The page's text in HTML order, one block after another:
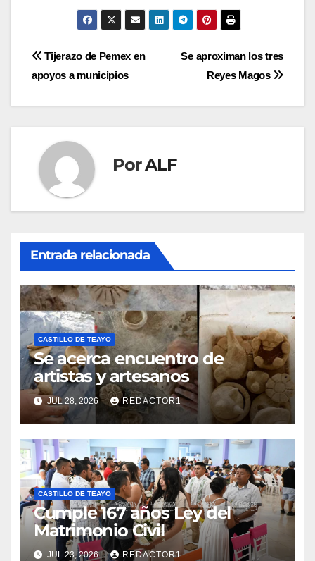
Navegación
de
Se aproximan los tres
Reyes Magos
Tijerazo de Pemex en
apoyos a municipios
PorALF
Entrada relacionada
CASTILLO DE TEAYO
Se acerca encuentro de
artistas y artesanos
JUL 28, 2026 REDACTOR1
CASTILLO DE TEAYO
Cumple 167 años Ley del
Matrimonio Civil
JUL 23, 2026 REDACTOR1